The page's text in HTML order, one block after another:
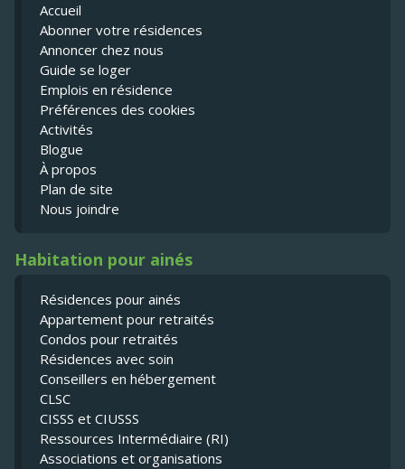
Accueil
Abonner votre résidences
Annoncer chez nous
Guide se loger
Emplois en résidence
Préférences des cookies
Activités
Blogue
À propos
Plan de site
Nous joindre
Habitation pour ainés
Résidences pour ainés
Appartement pour retraités
Condos pour retraités
Résidences avec soin
Conseillers en hébergement
CLSC
CISSS et CIUSSS
Ressources Intermédiaire (RI)
Associations et organisations